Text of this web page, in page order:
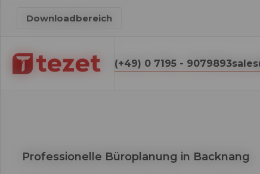
Downloadbereich
(+49) 0 7195 - 9079893
Professionelle Büroplanung in Backnang